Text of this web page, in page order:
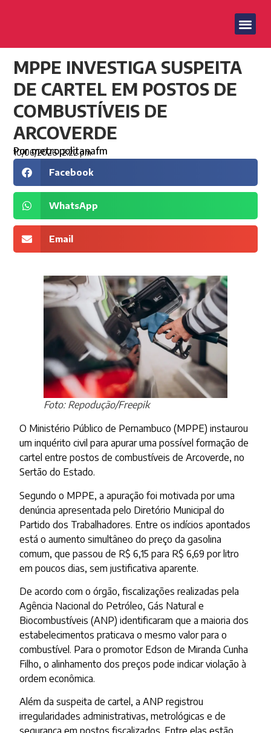
MPPE INVESTIGA SUSPEITA
DE CARTEL EM POSTOS DE
COMBUSTÍVEIS DE
ARCOVERDE
Pormetropolitanafm
10/06/2026 2:22 pm
Facebook
WhatsApp
Email
Foto: Repodução/Freepik
O Ministério Público de Pernambuco (MPPE) instaurou
um inquérito civil para apurar uma possível formação de
cartel entre postos de combustíveis de Arcoverde, no
Sertão do Estado.
Segundo o MPPE, a apuração foi motivada por uma
denúncia apresentada pelo Diretório Municipal do
Partido dos Trabalhadores. Entre os indícios apontados
está o aumento simultâneo do preço da gasolina
comum, que passou de R$ 6,15 para R$ 6,69 por litro
em poucos dias, sem justificativa aparente.
De acordo com o órgão, fiscalizações realizadas pela
Agência Nacional do Petróleo, Gás Natural e
Biocombustíveis (ANP) identificaram que a maioria dos
estabelecimentos praticava o mesmo valor para o
combustível. Para o promotor Edson de Miranda Cunha
Filho, o alinhamento dos preços pode indicar violação à
ordem econômica.
Além da suspeita de cartel, a ANP registrou
irregularidades administrativas, metrológicas e de